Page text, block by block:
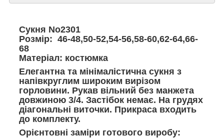
Сукня No2301
Розмір: 46-48,50-52,54-56,58-60,62-64,66-
68
Матеріал: костюмка
Елегантна та мінімалістична сукня з
напівкруглим широким вирізом
горловини. Рукав вільний без манжета
довжиною 3/4. Застібок немає. На грудях
діагональні виточки. Прикраса входить
до комплекту.
Орієнтовні заміри готового виробу: